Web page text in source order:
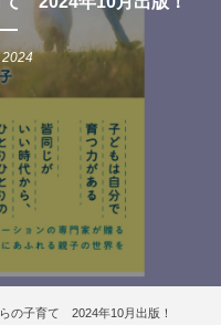
,2024
の子育て 2024年10月出版！